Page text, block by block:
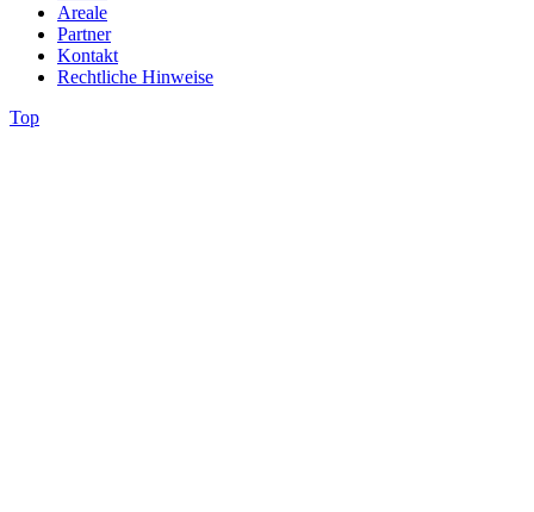
Areale
Partner
Kontakt
Rechtliche Hinweise
Top